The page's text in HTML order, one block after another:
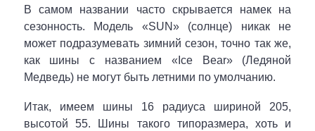
В самом названии часто скрывается намек на
сезонность. Модель «SUN» (солнце) никак не
может подразумевать зимний сезон, точно так же,
как шины с названием «Ice Bear» (Ледяной
Медведь) не могут быть летними по умолчанию.
Итак, имеем шины 16 радиуса шириной 205,
высотой 55. Шины такого типоразмера, хоть и